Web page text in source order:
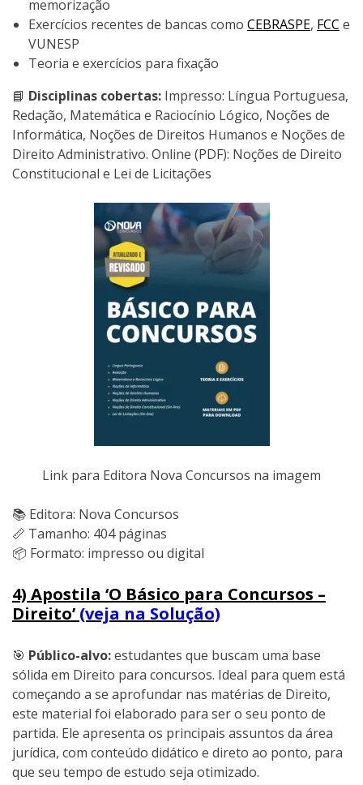
memorização
Exercícios recentes de bancas como CEBRASPE, FCC e
VUNESP
Teoria e exercícios para fixação
📘 Disciplinas cobertas: Impresso: Língua Portuguesa,
Redação, Matemática e Raciocínio Lógico, Noções de
Informática, Noções de Direitos Humanos e Noções de
Direito Administrativo. Online (PDF): Noções de Direito
Constitucional e Lei de Licitações
Link para Editora Nova Concursos na imagem
📚 Editora: Nova Concursos
📏 Tamanho: 404 páginas
📦 Formato: impresso ou digital
4) Apostila ‘O Básico para Concursos –
Direito’ (veja na Solução)
🎯 Público-alvo:estudantes que buscam uma base
sólida em Direito para concursos. Ideal para quem está
começando a se aprofundar nas matérias de Direito,
este material foi elaborado para ser o seu ponto de
partida. Ele apresenta os principais assuntos da área
jurídica, com conteúdo didático e direto ao ponto, para
que seu tempo de estudo seja otimizado.